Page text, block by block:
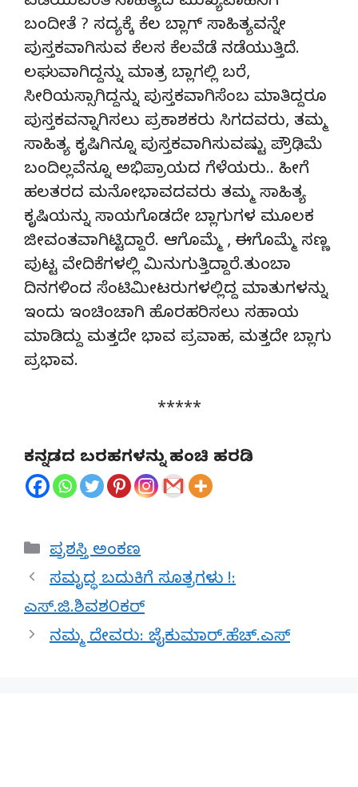
ಬಂದೀತೆ ? ಸದ್ಯಕ್ಕೆ ಕೆಲ ಬ್ಲಾಗ್ ಸಾಹಿತ್ಯವನ್ನೇ
ಪುಸ್ತಕವಾಗಿಸುವ ಕೆಲಸ ಕೆಲವೆಡೆ ನಡೆಯುತ್ತಿದೆ.
ಲಘುವಾಗಿದ್ದನ್ನು ಮಾತ್ರ ಬ್ಲಾಗಲ್ಲಿ ಬರೆ,
ಸೀರಿಯಸ್ಸಾಗಿದ್ದನ್ನು ಪುಸ್ತಕವಾಗಿಸೆಂಬ ಮಾತಿದ್ದರೂ
ಪುಸ್ತಕವನ್ನಾಗಿಸಲು ಪ್ರಕಾಶಕರು ಸಿಗದವರು, ತಮ್ಮ
ಸಾಹಿತ್ಯ ಕೃಷಿಗಿನ್ನೂ ಪುಸ್ತಕವಾಗಿಸುವಷ್ಟು ಪ್ರೌಢಿಮೆ
ಬಂದಿಲ್ಲವೆನ್ನೂ ಅಭಿಪ್ರಾಯದ ಗೆಳೆಯರು.. ಹೀಗೆ
ಹಲತರದ ಮನೋಭಾವದವರು ತಮ್ಮ ಸಾಹಿತ್ಯ
ಕೃಷಿಯನ್ನು ಸಾಯಗೊಡದೇ ಬ್ಲಾಗುಗಳ ಮೂಲಕ
ಜೀವಂತವಾಗಿಟ್ಟಿದ್ದಾರೆ. ಆಗೊಮ್ಮೆ , ಈಗೊಮ್ಮೆ ಸಣ್ಣ
ಪುಟ್ಟ ವೇದಿಕೆಗಳಲ್ಲಿ ಮಿನುಗುತ್ತಿದ್ದಾರೆ.ತುಂಬಾ
ದಿನಗಳಿಂದ ಸೆಂಟಿಮೀಟರುಗಳಲ್ಲಿದ್ದ ಮಾತುಗಳನ್ನು
ಇಂದು ಇಂಚಿಂಚಾಗಿ ಹೊರಹರಿಸಲು ಸಹಾಯ
ಮಾಡಿದ್ದು ಮತ್ತದೇ ಭಾವ ಪ್ರವಾಹ, ಮತ್ತದೇ ಬ್ಲಾಗು
ಪ್ರಭಾವ.
*****
ಕನ್ನಡದ ಬರಹಗಳನ್ನು ಹಂಚಿ ಹರಡಿ
Categories
ಪ್ರಶಸ್ತಿ ಅಂಕಣ
ಸಮೃದ್ಧ ಬದುಕಿಗೆ ಸೂತ್ರಗಳು !:
ಎಸ್.ಜಿ.ಶಿವಶ೦ಕರ್
ನಮ್ಮ ದೇವರು: ಜೈಕುಮಾರ್.ಹೆಚ್.ಎಸ್